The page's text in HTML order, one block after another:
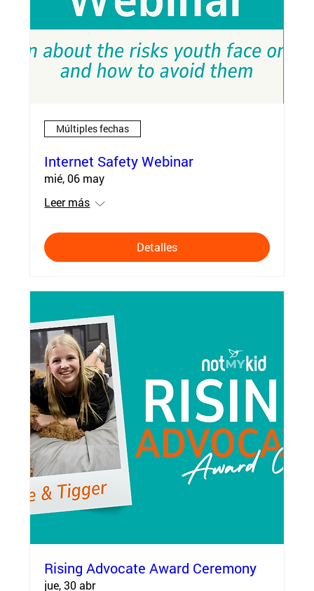
Múltiples fechas
Internet Safety Webinar
mié, 06 may
Leer más
Detalles
Rising Advocate Award Ceremony
jue, 30 abr